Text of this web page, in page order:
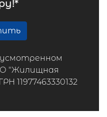
"Жилищная
11977463330132